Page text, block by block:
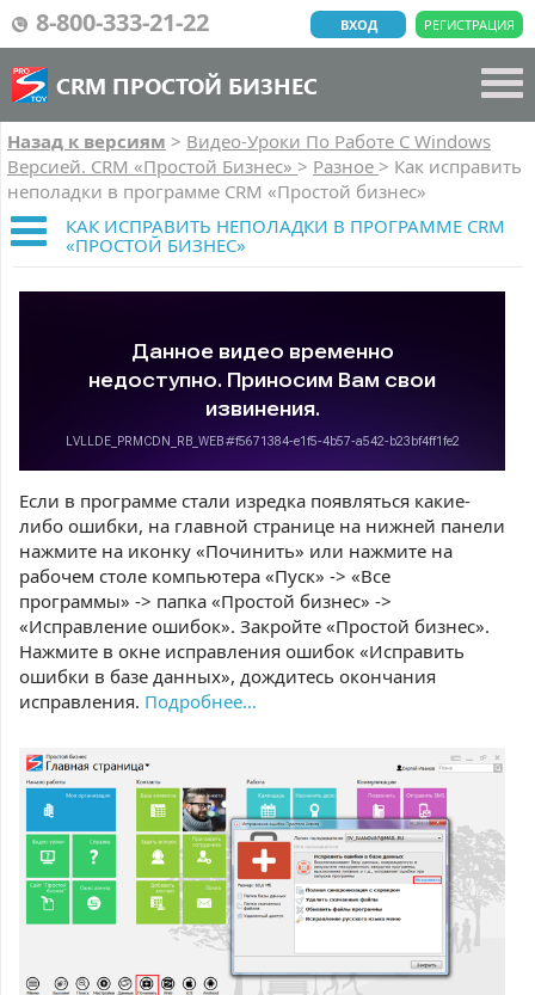
8-800-333-21-22 РЕГИСТРАЦИЯ
ВХОД
CRM ПРОСТОЙ БИЗНЕС
Назад к версиям > Видео-Уроки По Работе C Windows
Версией. CRM «Простой Бизнес» > Разное > Как исправить
неполадки в программе CRM «Простой бизнес»
КАК ИСПРАВИТЬ НЕПОЛАДКИ В ПРОГРАММЕ CRM
«ПРОСТОЙ БИЗНЕС»
Если в программе стали изредка появляться какие-
либо ошибки, на главной странице на нижней панели
нажмите на иконку «Починить» или нажмите на
рабочем столе компьютера «Пуск» -> «Все
программы» -> папка «Простой бизнес» ->
«Исправление ошибок». Закройте «Простой бизнес».
Нажмите в окне исправления ошибок «Исправить
ошибки в базе данных», дождитесь окончания
исправления. Подробнее…